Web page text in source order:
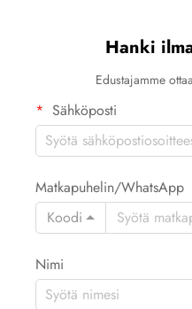
Hanki
Edustajamme
Sähköposti
Matkapuhelin/WhatsApp
Koodi
Nimi